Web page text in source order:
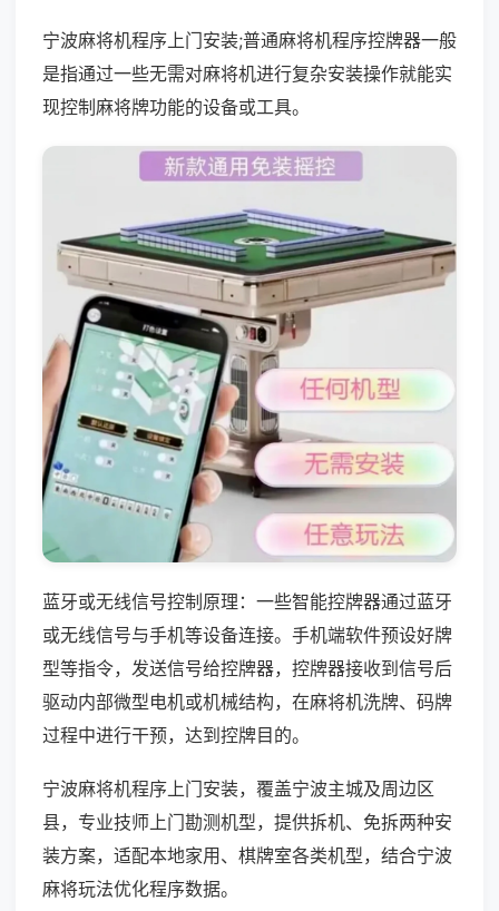
宁波麻将机程序上门安装;普通麻将机程序控牌器一般
是指通过一些无需对麻将机进行复杂安装操作就能实
现控制麻将牌功能的设备或工具。
蓝牙或无线信号控制原理：一些智能控牌器通过蓝牙
或无线信号与手机等设备连接。手机端软件预设好牌
型等指令，发送信号给控牌器，控牌器接收到信号后
驱动内部微型电机或机械结构，在麻将机洗牌、码牌
过程中进行干预，达到控牌目的。
宁波麻将机程序上门安装，覆盖宁波主城及周边区
县，专业技师上门勘测机型，提供拆机、免拆两种安
装方案，适配本地家用、棋牌室各类机型，结合宁波
麻将玩法优化程序数据。